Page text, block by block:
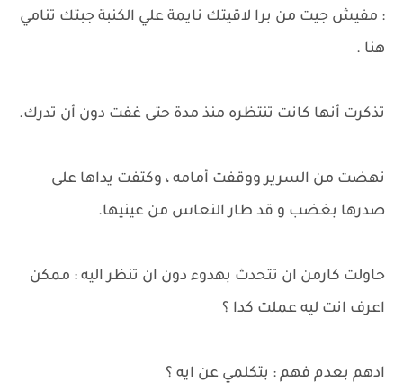
: مفيش جيت من برا لاقيتك نايمة علي الكنبة جبتك تنامي
هنا .
تذكرت أنها كانت تنتظره منذ مدة حتى غفت دون أن تدرك.
نهضت من السرير ووقفت أمامه ، وكتفت يداها على
صدرها بغضب و قد طار النعاس من عينيها.
حاولت كارمن ان تتحدث بهدوء دون ان تنظر اليه : ممكن
اعرف انت ليه عملت كدا ؟
ادهم بعدم فهم : بتكلمي عن ايه ؟